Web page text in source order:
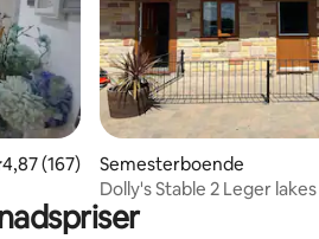
av 5 i genomsnittligt betyg, 167
4,87 (167)
Semesterboende
Dolly's Stable 2 Leger lakes